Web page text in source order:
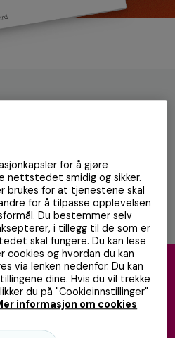
er du alltid et skritt foran. En
få klikk fra kjøp til mål bidrar til
konvertering. Rask gjenkjenning
og få mer
med Vipps.
for å gjøre
nettstedet smidig og sikker.
brukes for at tjenestene skal
for å tilpasse opplevelsen
Du bestemmer selv
i tillegg til de som er
skal fungere. Du kan lese
cookies og hvordan du kan
via lenken nedenfor. Du kan
dine. Hvis du vil trekke
du på "Cookieinnstillinger"
informasjon om cookies